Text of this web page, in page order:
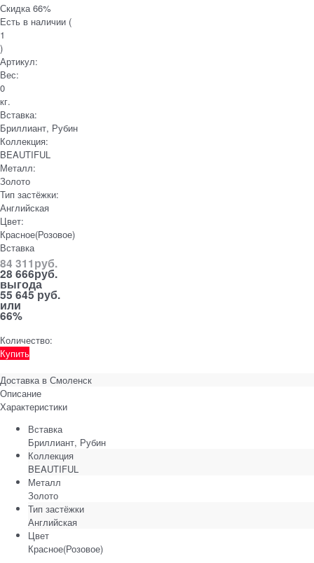
Скидка 66%
Есть в наличии (
1
)
Артикул:
Вес:
0
кг.
Вставка:
Бриллиант, Рубин
Коллекция:
BEAUTIFUL
Металл:
Золото
Тип застёжки:
Английская
Цвет:
Красное(Розовое)
Вставка
84 311руб.
28 666руб.
выгода
55 645 руб.
или
66%
Количество:
Купить
Доставка в Смоленск
Описание
Характеристики
Вставка
Бриллиант, Рубин
Коллекция
BEAUTIFUL
Металл
Золото
Тип застёжки
Английская
Цвет
Красное(Розовое)